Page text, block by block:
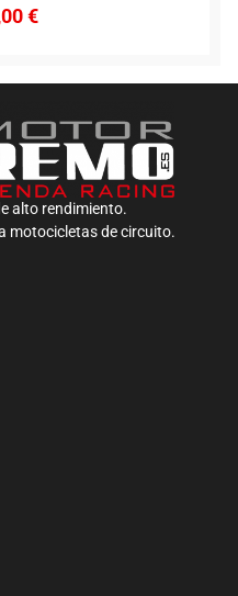
€
alto rendimiento.
motocicletas de circuito.